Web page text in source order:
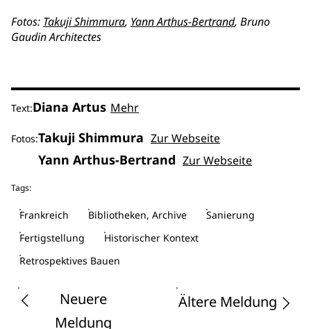
Fotos: Takuji Shimmura, Yann Arthus-Bertrand, Bruno
Gaudin Architectes
Text:Diana Artus Mehr
Fotos:Takuji Shimmura Zur Webseite
Yann Arthus-Bertrand Zur Webseite
Tags:
Frankreich Bibliotheken, Archive
Sanierung
Fertigstellung
Historischer Kontext
Retrospektives Bauen
Neuere
Meldung
Ältere Meldung